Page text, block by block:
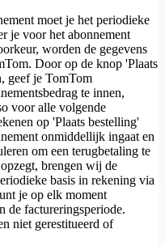
moet je het periodieke
je voor het abonnement
worden de gegevens
Door op de knop 'Plaats
geef je TomTom
te innen,
voor alle volgende
op 'Plaats bestelling'
onmiddellijk ingaat en
om een terugbetaling te
brengen wij de
basis in rekening via
je op elk moment
de factureringsperiode.
niet gerestitueerd of